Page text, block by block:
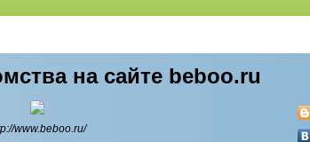
на сайте beboo.ru
www.beboo.ru/